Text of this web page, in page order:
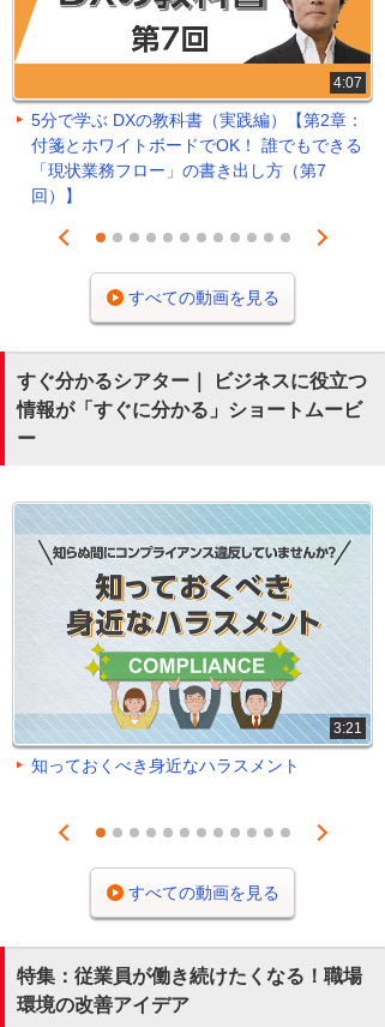
4:07
5分で学ぶ DXの教科書（実践編）【第2章：
付箋とホワイトボードでOK！ 誰でもできる
「現状業務フロー」の書き出し方（第7
回）】
Prev
1 2 3 4 5 6 7 8 9 101112
Next
すべての動画を見る
すぐ分かるシアター｜ ビジネスに役立つ
情報が「すぐに分かる」ショートムービ
ー
3:21
知っておくべき身近なハラスメント
Prev
1 2 3 4 5 6 7 8 9 101112
Next
すべての動画を見る
特集：従業員が働き続けたくなる！職場
環境の改善アイデア